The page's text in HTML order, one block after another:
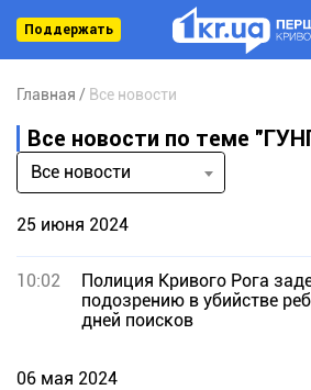
Поддержать
Главная Все новости
Все новости по теме
Все новости
25 июня 2024
10:02
Полиция Кривого Рога
подозрению в убийстве
дней поисков
06 мая 2024